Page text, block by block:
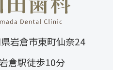
岩倉市東町仙奈24
倉駅徒歩10分